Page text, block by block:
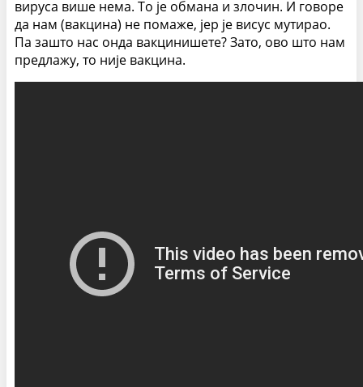
вируса више нема. То је обмана и злочин. И говоре
да нам (вакцина) не помаже, јер је висус мутирао.
Па зашто нас онда вакцинишете? Зато, ово што нам
предлажу, то није вакцина.